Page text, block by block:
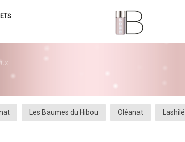
Les Baumes du Hibou Oléanat Lashilé